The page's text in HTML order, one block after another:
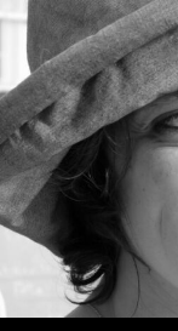
Aller
contenu